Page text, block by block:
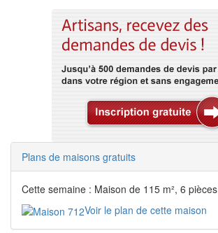
Plans de maisons gratuits
Cette semaine : Maison de 115 m², 6 pièces
Voir le plan de cette maison